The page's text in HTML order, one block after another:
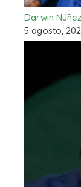
Darwin
5 agosto,